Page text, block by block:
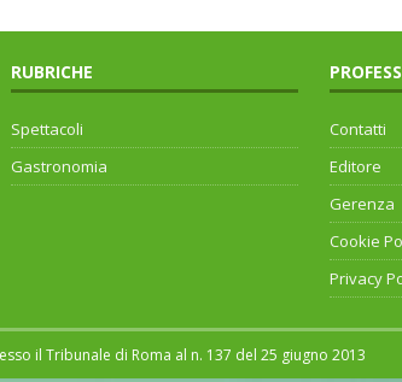
RUBRICHE
Spettacoli
Gastronomia
Contatti
Editore
Gerenza
Cookie
Privacy
il Tribunale di Roma al n. 137 del 25 giugno 2013